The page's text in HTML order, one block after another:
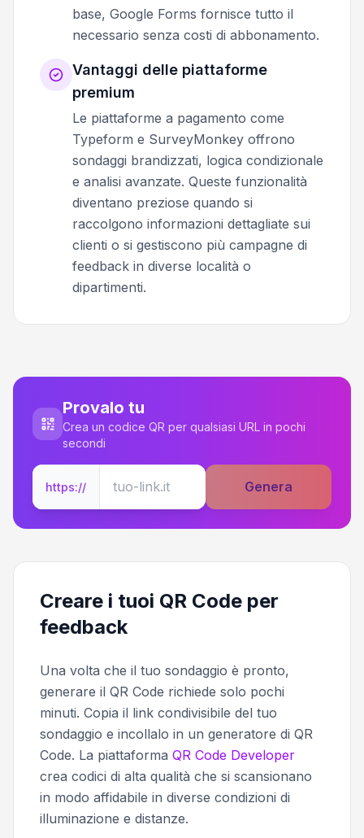
base, Google Forms fornisce tutto il
necessario senza costi di abbonamento.
Vantaggi delle piattaforme
premium
Le piattaforme a pagamento come
Typeform e SurveyMonkey offrono
sondaggi brandizzati, logica condizionale
e analisi avanzate. Queste funzionalità
diventano preziose quando si
raccolgono informazioni dettagliate sui
clienti o si gestiscono più campagne di
feedback in diverse località o
dipartimenti.
Provalo tu
Crea un codice QR per qualsiasi URL in pochi
secondi
https:// Genera
Creare i tuoi QR Code per
feedback
Una volta che il tuo sondaggio è pronto,
generare il QR Code richiede solo pochi
minuti. Copia il link condivisibile del tuo
sondaggio e incollalo in un generatore di QR
Code. La piattaforma QR Code Developer
crea codici di alta qualità che si scansionano
in modo affidabile in diverse condizioni di
illuminazione e distanze.